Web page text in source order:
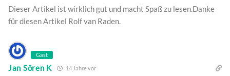
Dieser Artikel ist wirklich gut und macht Spaß zu lesen.Danke
für diesen Artikel Rolf van Raden.
Gast
Jan Sören K 14 Jahre vor